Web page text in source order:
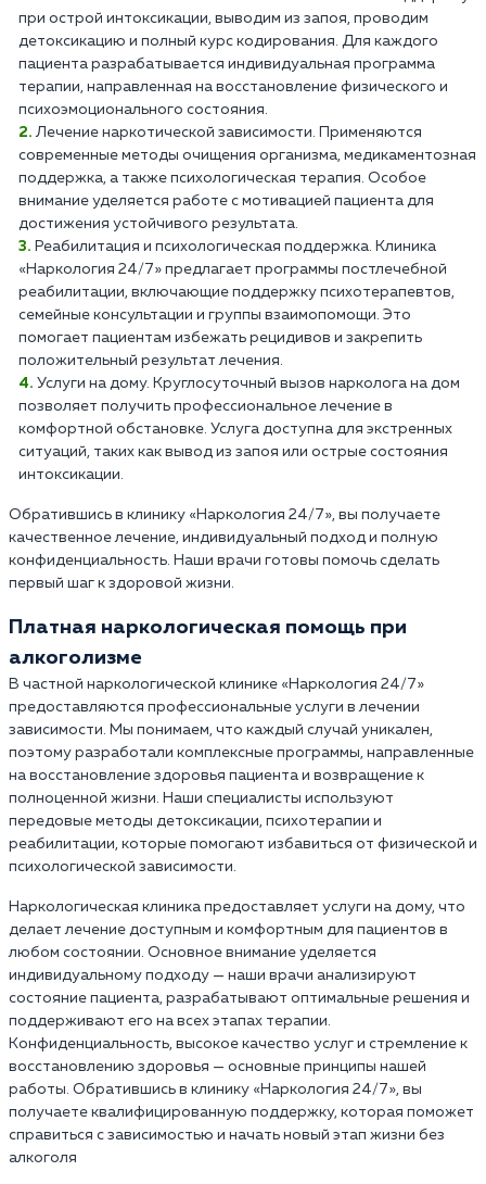
при острой интоксикации, выводим из запоя, проводим
детоксикацию и полный курс кодирования. Для каждого
пациента разрабатывается индивидуальная программа
терапии, направленная на восстановление физического и
психоэмоционального состояния.
Лечение наркотической зависимости. Применяются
современные методы очищения организма, медикаментозная
поддержка, а также психологическая терапия. Особое
внимание уделяется работе с мотивацией пациента для
достижения устойчивого результата.
Реабилитация и психологическая поддержка. Клиника
«Наркология 24/7» предлагает программы постлечебной
реабилитации, включающие поддержку психотерапевтов,
семейные консультации и группы взаимопомощи. Это
помогает пациентам избежать рецидивов и закрепить
положительный результат лечения.
Услуги на дому. Круглосуточный вызов нарколога на дом
позволяет получить профессиональное лечение в
комфортной обстановке. Услуга доступна для экстренных
ситуаций, таких как вывод из запоя или острые состояния
интоксикации.
Обратившись в клинику «Наркология 24/7», вы получаете
качественное лечение, индивидуальный подход и полную
конфиденциальность. Наши врачи готовы помочь сделать
первый шаг к здоровой жизни.
Платная наркологическая помощь при
алкоголизме
В частной наркологической клинике «Наркология 24/7»
предоставляются профессиональные услуги в лечении
зависимости. Мы понимаем, что каждый случай уникален,
поэтому разработали комплексные программы, направленные
на восстановление здоровья пациента и возвращение к
полноценной жизни. Наши специалисты используют
передовые методы детоксикации, психотерапии и
реабилитации, которые помогают избавиться от физической и
психологической зависимости.
Наркологическая клиника предоставляет услуги на дому, что
делает лечение доступным и комфортным для пациентов в
любом состоянии. Основное внимание уделяется
индивидуальному подходу — наши врачи анализируют
состояние пациента, разрабатывают оптимальные решения и
поддерживают его на всех этапах терапии.
Конфиденциальность, высокое качество услуг и стремление к
восстановлению здоровья — основные принципы нашей
работы. Обратившись в клинику «Наркология 24/7», вы
получаете квалифицированную поддержку, которая поможет
справиться с зависимостью и начать новый этап жизни без
алкоголя